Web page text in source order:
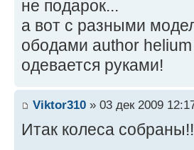
не подарок...
а вот с разными
ободами author
одевается руками!
Viktor310 » 03 дек 2009
Итак колеса